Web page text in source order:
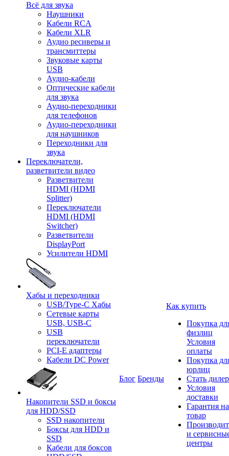
Всё для звука
Наушники
Кабели RCA
Кабели XLR
Аудио ресиверы и
трансмиттеры
Звуковые карты
USB
Аудио-кабели
Оптические кабели
для звука
Аудио-переходники
для телефонов
Аудио-переходники
для наушников
Переходники для
звука
Переключатели,
разветвители видео
Разветвители
HDMI (HDMI
Splitter)
Переключатели
HDMI (HDMI
Switcher)
Разветвители
DisplayPort
Усилители HDMI
Хабы и переходники
USB/Type-C Хабы
Сетевые карты
USB, USB-C
USB
переключатели
PCI-E адаптеры
Кабели DC Power
Накопители SSD и боксы
для HDD/SSD
SSD накопители
Боксы для HDD и
SSD
Кабели для боксов
Блог Бренды
Как купить
Покупка
физлиц
Условия
оплаты
Покупка
юрлиц
Стать
Условия
доставки
Гарантия на
товар
и
центры